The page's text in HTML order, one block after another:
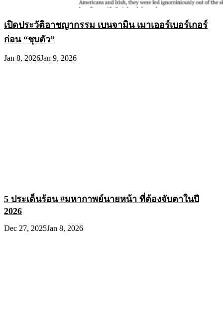
เปิดประวัติอาชญากรรม เบนจามิน เมาเออร์เบอร์เกอร์
ก่อน “ชุบตัว”
Jan 8, 2026Jan 9, 2026
5 ประเด็นร้อน #มหากาพย์นายหน้า ที่ต้องจับตาในปี
2026
Dec 27, 2025Jan 8, 2026